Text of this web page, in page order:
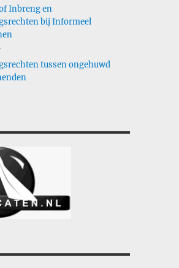
Inbreng en
bij Informeel
tussen ongehuwd